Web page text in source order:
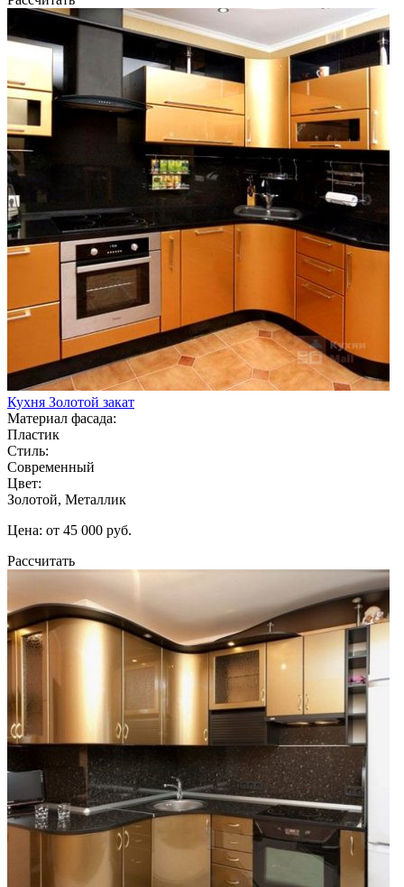
Кухня Золотой закат
Материал фасада:
Пластик
Стиль:
Современный
Цвет:
Золотой, Металлик
Цена: от 45 000 руб.
Рассчитать